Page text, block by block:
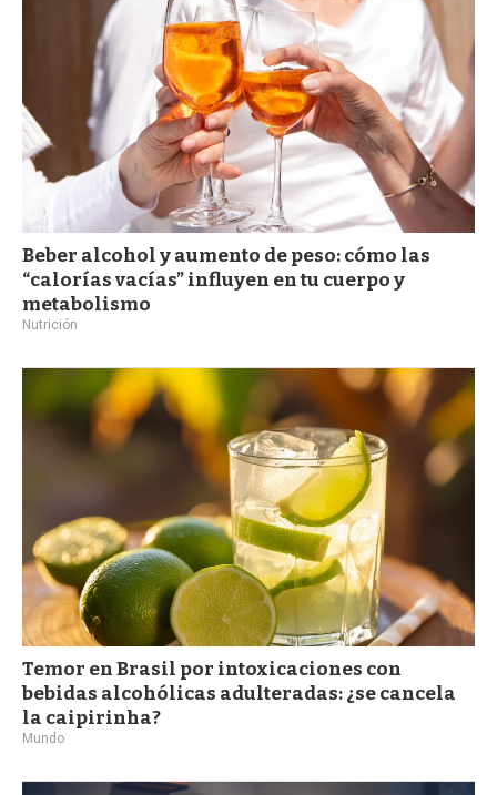
Beber alcohol y aumento de peso: cómo las
“calorías vacías” influyen en tu cuerpo y
metabolismo
Nutrición
Temor en Brasil por intoxicaciones con
bebidas alcohólicas adulteradas: ¿se cancela
la caipirinha?
Mundo